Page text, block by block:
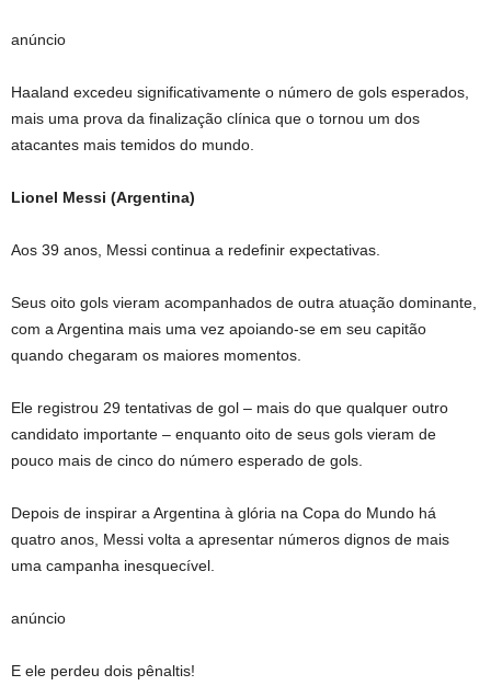
anúncio
Haaland excedeu significativamente o número de gols esperados,
mais uma prova da finalização clínica que o tornou um dos
atacantes mais temidos do mundo.
Lionel Messi (Argentina)
Aos 39 anos, Messi continua a redefinir expectativas.
Seus oito gols vieram acompanhados de outra atuação dominante,
com a Argentina mais uma vez apoiando-se em seu capitão
quando chegaram os maiores momentos.
Ele registrou 29 tentativas de gol – mais do que qualquer outro
candidato importante – enquanto oito de seus gols vieram de
pouco mais de cinco do número esperado de gols.
Depois de inspirar a Argentina à glória na Copa do Mundo há
quatro anos, Messi volta a apresentar números dignos de mais
uma campanha inesquecível.
anúncio
E ele perdeu dois pênaltis!